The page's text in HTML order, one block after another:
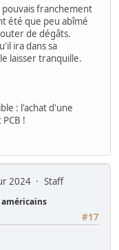
pouvais franchement
été que peu abîmé
de dégâts.
ira dans sa
laisser tranquille.
: l'achat d'une
!
2024 Staff
#17